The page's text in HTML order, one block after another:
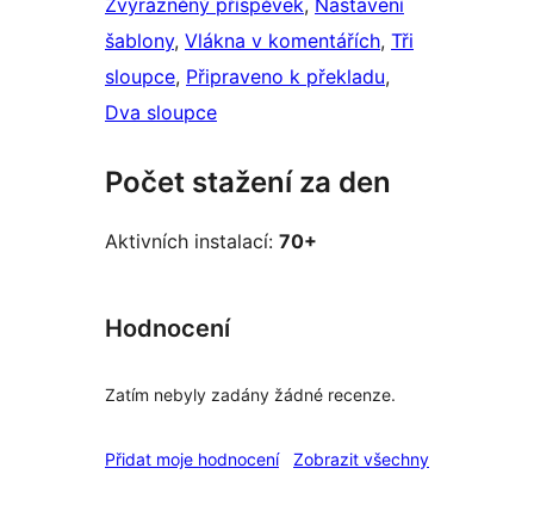
Zvýrazněný příspěvek, Nastavení
šablony, Vlákna v komentářích, Tři
sloupce, Připraveno k překladu
Dva sloupce
Počet stažení za den
Aktivních instalací: 70+
Hodnocení
Zatím nebyly zadány žádné recenze.
Přidat moje hodnocení Zobrazit všechnyrecenze